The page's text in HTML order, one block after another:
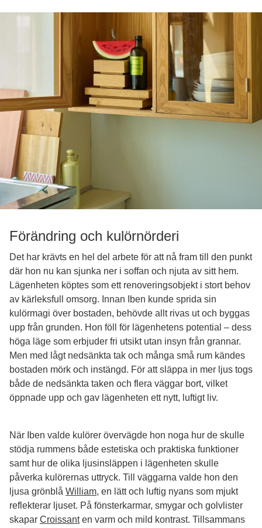
Förändring och kulörnörderi
Det har krävts en hel del arbete för att nå fram till den punkt
där hon nu kan sjunka ner i soffan och njuta av sitt hem.
Lägenheten köptes som ett renoveringsobjekt i stort behov
av kärleksfull omsorg. Innan Iben kunde sprida sin
kulörmagi över bostaden, behövde allt rivas ut och byggas
upp från grunden. Hon föll för lägenhetens potential – dess
höga läge som erbjuder fri utsikt utan insyn från grannar.
Men med lågt nedsänkta tak och många små rum kändes
bostaden mörk och instängd. För att släppa in mer ljus togs
både de nedsänkta taken och flera väggar bort, vilket
öppnade upp och gav lägenheten ett nytt, luftigt liv.
När Iben valde kulörer övervägde hon noga hur de skulle
stödja rummens både estetiska och praktiska funktioner
samt hur de olika ljusinsläppen i lägenheten skulle
påverka kulörernas uttryck. Till väggarna valde hon den
ljusa grönblå William, en lätt och luftig nyans som mjukt
reflekterar ljuset. På fönsterkarmar, smygar och golvlister
skapar Croissanten varm och mild kontrast. Tillsammans